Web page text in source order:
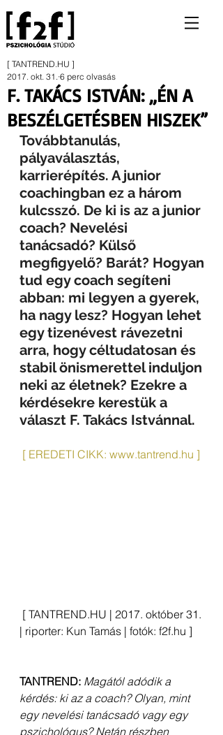
F. TAKÁCS ISTVÁN: „ÉN A
BESZÉLGETÉSBEN HISZEK”
[ TANTREND.HU ]
2017. okt. 31. 6 perc olvasás
Továbbtanulás,
pályaválasztás,
karrierépítés. A junior
coachingban ez a három
kulcsszó. De ki is az a junior
coach? Nevelési
tanácsadó? Külső
megfigyelő? Barát? Hogyan
tud egy coach segíteni
abban: mi legyen a gyerek,
ha nagy lesz? Hogyan lehet
egy tizenévest rávezetni
arra, hogy céltudatosan és
stabil önismerettel induljon
neki az életnek? Ezekre a
kérdésekre kerestük a
választ F. Takács Istvánnal.
[ EREDETI CIKK: www.tantrend.hu ]
| riporter: Kun Tamás | fotók: f2f.hu ]
TANTREND: Magától adódik a
kérdés: ki az a coach? Olyan, mint
egy nevelési tanácsadó vagy egy
pszichológus? Netán részben